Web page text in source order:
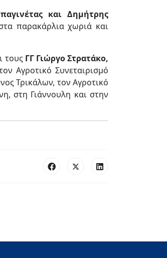
και Δημήτρης
παρακάρλια χωριά και
τους ΓΓ Γιώργο Στρατάκο,
Αγροτικό Συνεταιρισμό
Τρικάλων, τον Αγροτικό
στη Γιάννουλη και στην